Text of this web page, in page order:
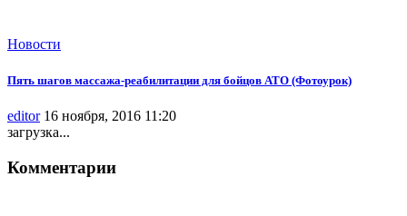
Новости
Пять шагов массажа-реабилитации для бойцов АТО (Фотоурок)
editor 16 ноября, 2016 11:20
загрузка...
Комментарии